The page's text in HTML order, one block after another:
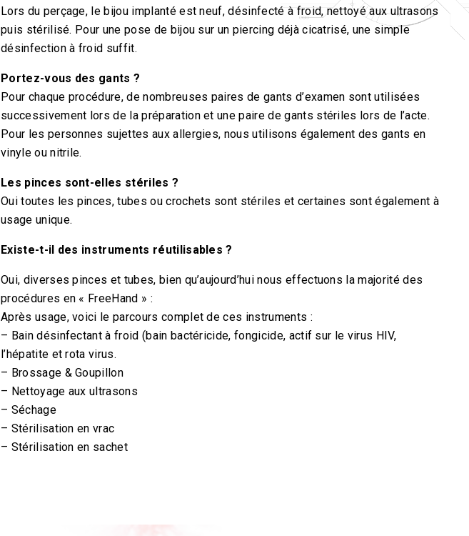
Lors du perçage, le bijou implanté est neuf, désinfecté à froid, nettoyé aux ultrasons
puis stérilisé. Pour une pose de bijou sur un piercing déjà cicatrisé, une simple
désinfection à froid suffit.
Portez-vous des gants ?
Pour chaque procédure, de nombreuses paires de gants d’examen sont utilisées
successivement lors de la préparation et une paire de gants stériles lors de l’acte.
Pour les personnes sujettes aux allergies, nous utilisons également des gants en
vinyle ou nitrile.
Les pinces sont-elles stériles ?
Oui toutes les pinces, tubes ou crochets sont stériles et certaines sont également à
usage unique.
Existe-t-il des instruments réutilisables ?
Oui, diverses pinces et tubes, bien qu’aujourd’hui nous effectuons la majorité des
procédures en « FreeHand » :
Après usage, voici le parcours complet de ces instruments :
– Bain désinfectant à froid (bain bactéricide, fongicide, actif sur le virus HIV,
l’hépatite et rota virus.
– Brossage & Goupillon
– Nettoyage aux ultrasons
– Séchage
– Stérilisation en vrac
– Stérilisation en sachet